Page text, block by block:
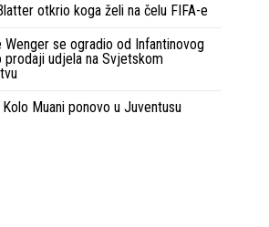
otkrio koga želi na čelu FIFA-e
Wenger se ogradio od Infantinovog
prodaji udjela na Svjetskom
Kolo Muani ponovo u Juventusu